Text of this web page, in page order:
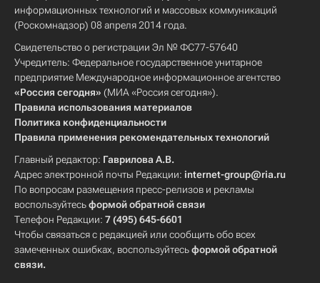
информационных технологий и массовых коммуникаций
(Роскомнадзор) 08 апреля 2014 года.
Свидетельство о регистрации Эл № ФС77-57640
Учредитель: Федеральное государственное унитарное
предприятие Международное информационное агентство
«Россия сегодня» (МИА «Россия сегодня»).
Правила использования материалов
Политика конфиденциальности
Правила применения рекомендательных технологий
Главный редактор: Гаврилова А.В.
Адрес электронной почты Редакции: internet-group@ria.ru
По вопросам размещения пресс-релизов и рекламы
воспользуйтесьформой обратной связи
Телефон Редакции: 7 (495) 645-6601
Чтобы связаться с редакцией или сообщить обо всех
замеченных ошибках, воспользуйтесьформой обратной
связи.